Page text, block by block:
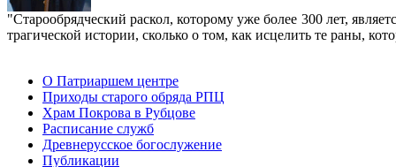
"Старообрядческий раскол, которому уже более 300 лет,
трагической истории, сколько о том, как исцелить те раны,
О Патриаршем центре
Приходы старого обряда РПЦ
Храм Покрова в Рубцове
Расписание служб
Древнерусское богослужение
Публикации